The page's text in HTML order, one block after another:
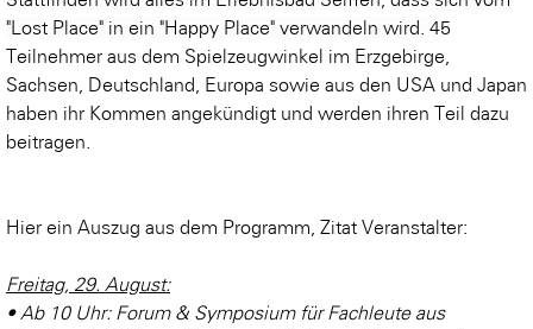
"Lost Place" in ein "Happy Place" verwandeln wird. 45
Teilnehmer aus dem Spielzeugwinkel im Erzgebirge,
Sachsen, Deutschland, Europa sowie aus den USA und Japan
haben ihr Kommen angekündigt und werden ihren Teil dazu
beitragen.
Hier ein Auszug aus dem Programm, Zitat Veranstalter:
Freitag, 29. August:
• Ab 10 Uhr: Forum & Symposium für Fachleute aus